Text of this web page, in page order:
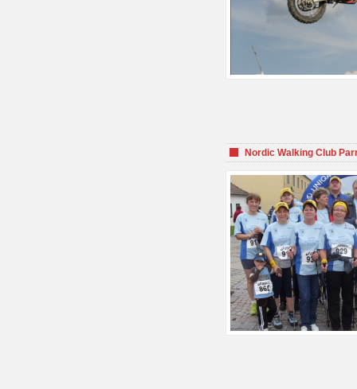
Nordic Walking Club